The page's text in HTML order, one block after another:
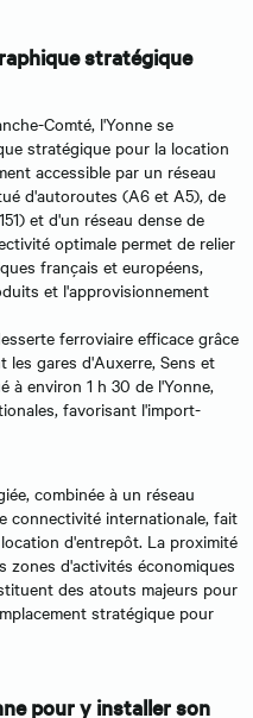
stratégique
Comté, l'Yonne se
stratégique pour la location
accessible par un réseau
d'autoroutes (A6 et A5), de
et d'un réseau dense de
optimale permet de relier
français et européens,
et l'approvisionnement
ferroviaire efficace grâce
les gares d'Auxerre, Sens et
à environ 1 h 30 de l'Yonne,
favorisant l'import-
combinée à un réseau
connectivité internationale, fait
d'entrepôt. La proximité
zones d'activités économiques
des atouts majeurs pour
stratégique pour
pour y installer son